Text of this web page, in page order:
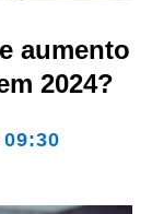
aumento
2024?